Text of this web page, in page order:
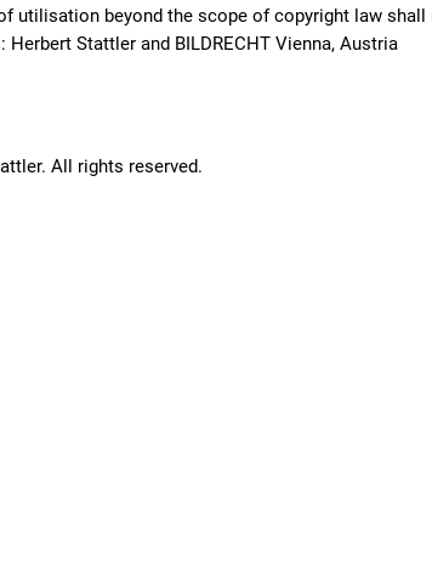
utilisation beyond the scope of copyright law
Stattler and BILDRECHT Vienna, Austria
All rights reserved.